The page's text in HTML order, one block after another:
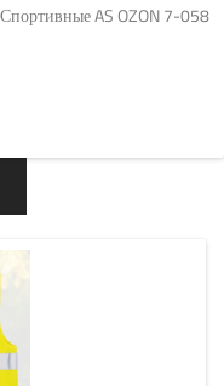
AS OZON 7-058